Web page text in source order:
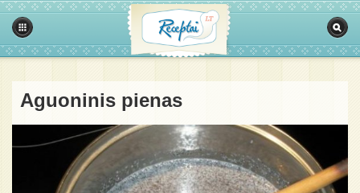
Aguoninis pienas